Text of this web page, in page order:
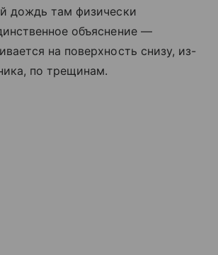
дождь там физически
объяснение —
на поверхность снизу, из-
по трещинам.